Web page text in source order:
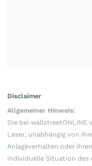
Disclaimer
Allgemeiner Hinweis:
Die bei
Leser, unabhängig von
Anlageverhalten oder
individuelle Situation des